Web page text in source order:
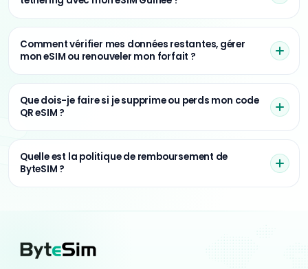
Comment vérifier mes données restantes, gérer
mon eSIM ou renouveler mon forfait ?
Que dois-je faire si je supprime ou perds mon code
QR eSIM ?
Quelle est la politique de remboursement de
ByteSIM ?